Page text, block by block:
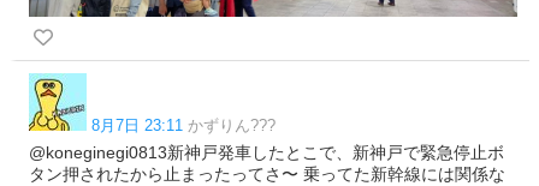
8月7日 23:11 かずりん???
@koneginegi0813新神戸発車したとこで、新神戸で緊急停止ボ
タン押されたから止まったってさ〜 乗ってた新幹線には関係な